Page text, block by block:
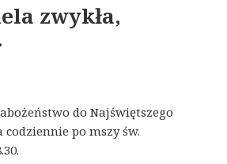
zwykła,
do Najświętszego
codziennie po mszy św.